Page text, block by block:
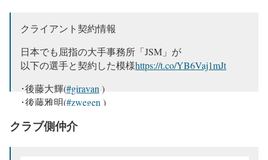
クライアント契約情報
日本でも屈指の大手事務所「JSM」が
以下の選手と契約した模様https://t.co/YB6Vaj1mJt
･後藤大輝(#giravan )
･後藤雅明(#zwegen )
･曽根田穣(#ventfret
クラブ側仲介